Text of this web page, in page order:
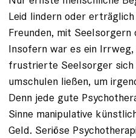
Leid lindern oder
Freunden, mit
Insofern war es ein Irrweg,
frustrierte Seelsorger sich
umschulen ließen, um
Denn jede gute
Sinne manipulative
Geld. Seriöse